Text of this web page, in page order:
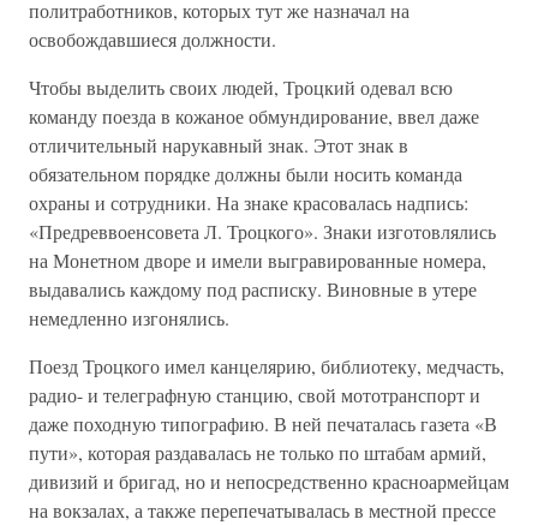
политработников, которых тут же назначал на
освобождавшиеся должности.
Чтобы выделить своих людей, Троцкий одевал всю
команду поезда в кожаное обмундирование, ввел даже
отличительный нарукавный знак. Этот знак в
обязательном порядке должны были носить команда
охраны и сотрудники. На знаке красовалась надпись:
«Предреввоенсовета Л. Троцкого». Знаки изготовлялись
на Монетном дворе и имели выгравированные номера,
выдавались каждому под расписку. Виновные в утере
немедленно изгонялись.
Поезд Троцкого имел канцелярию, библиотеку, медчасть,
радио- и телеграфную станцию, свой мототранспорт и
даже походную типографию. В ней печаталась газета «В
пути», которая раздавалась не только по штабам армий,
дивизий и бригад, но и непосредственно красноармейцам
на вокзалах, а также перепечатывалась в местной прессе